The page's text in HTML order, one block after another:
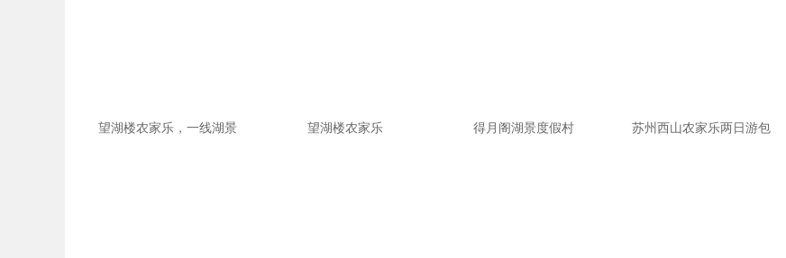
望湖楼农家乐，一线湖景 望湖楼农家乐 得月阁湖景度假村 苏州西山农家乐两日游包